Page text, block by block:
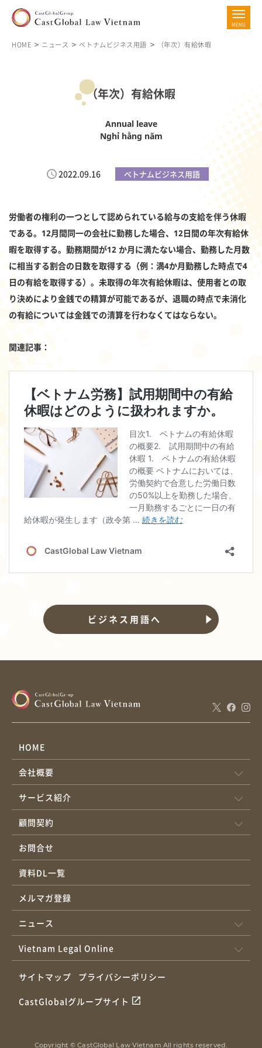
HOME ニュース ベトナムビジネス用語 （年次）有給休暇
（年次）有給休暇
Annual leave
Nghỉ hằng năm
2022.09.16 ベトナムビジネス用語
労働者の権利の一つとして認められている給与の支給を伴う休暇
である。12月間同一の会社に勤務した場合、12日間の年次有給休
暇を取得する。勤務期間が12 か月に満たない場合、勤務した月数
に相当する割合の日数を取得する（例：満4か月勤務した時点で4
日の有給を取得する）。未取得の年次有給休暇は、使用者との取
り決めにより金銭での精算が可能であるが、退職の時点で未消化
の有給については金銭での清算を行わなくてはならない。
関連記事：
ビジネス用語へ
HOME
会社概要
サービス紹介
顧問契約
お問合せ
資料DL一覧
メルマガ登録
ニュース
Vietnam Legal Online
サイトマップ プライバシーポリシー
CastGlobalグループサイト
Copyright © CastGlobal Law Vietnam All rights reserved.